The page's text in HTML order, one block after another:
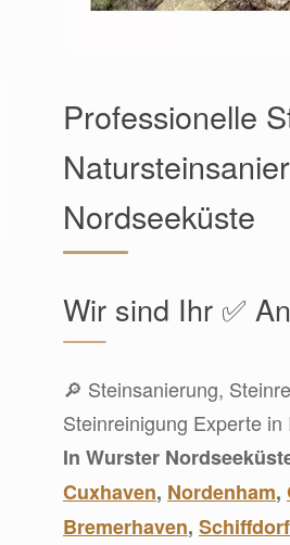
Professionelle
Nordseeküste
Wir sind Ihr ✅
🔎 Steinsanierung,
Steinreinigung Experte
In Wurster
Cuxhaven, Nordenham,
Bremerhaven, Schiffdorf